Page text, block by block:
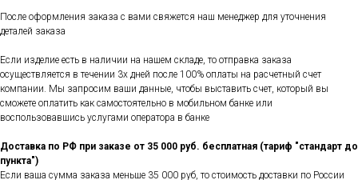
После оформления заказа с вами свяжется наш менеджер для уточнения
деталей заказа
Если изделие есть в наличии на нашем складе, то отправка заказа
осуществляется в течении 3х дней после 100% оплаты на расчетный счет
компании. Мы запросим ваши данные, чтобы выставить счет, который вы
сможете оплатить как самостоятельно в мобильном банке или
воспользовавшись услугами оператора в банке
Доставка по РФ при заказе от 35 000 руб. бесплатная (тариф "стандарт до
пункта")
Если ваша сумма заказа меньше 35 000 руб, то стоимость доставки по России